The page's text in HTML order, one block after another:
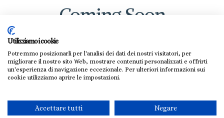
Coming Soon
Utilizziamo i cookie
Potremmo posizionarli per l'analisi dei dati dei nostri visitatori, per
migliorare il nostro sito Web, mostrare contenuti personalizzati e offrirti
un'esperienza di navigazione eccezionale. Per ulteriori informazioni sui
cookie utilizziamo aprire le impostazioni.
Accettare tutti Negare